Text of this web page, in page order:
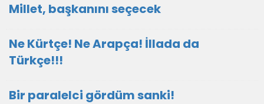
Millet, başkanını seçecek
Ne Kürtçe! Ne Arapça! İllada da
Türkçe!!!
Bir paralelci gördüm sanki!